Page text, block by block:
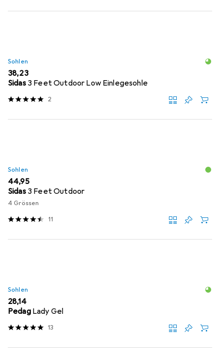
Sohlen
EUR
38,23
Sidas 3 Feet Outdoor Low Einlegesohle
2
Sohlen
EUR
44,95
Sidas 3 Feet Outdoor
4 Grössen
11
Sohlen
EUR
28,14
Pedag Lady Gel
13